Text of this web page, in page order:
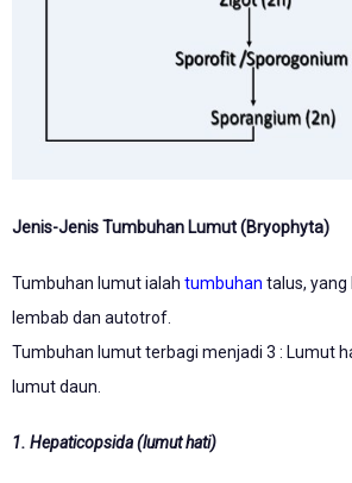
Jenis-Jenis Tumbuhan Lumut (Bryophyta)
Tumbuhan lumut ialah tumbuhan talus,
lembab dan autotrof.
Tumbuhan lumut terbagi menjadi 3 : Lumut
lumut daun.
1. Hepaticopsida (lumut hati)